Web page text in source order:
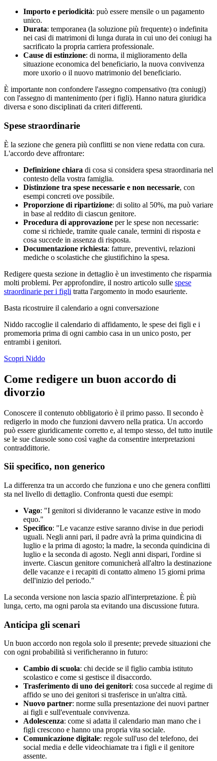
Importo e periodicità: può essere mensile o un pagamento
unico.
Durata: temporanea (la soluzione più frequente) o indefinita
nei casi di matrimoni di lunga durata in cui uno dei coniugi ha
sacrificato la propria carriera professionale.
Cause di estinzione: di norma, il miglioramento della
situazione economica del beneficiario, la nuova convivenza
more uxorio o il nuovo matrimonio del beneficiario.
È importante non confondere l'assegno compensativo (tra coniugi)
con l'assegno di mantenimento (per i figli). Hanno natura giuridica
diversa e sono disciplinati da criteri differenti.
Spese straordinarie
È la sezione che genera più conflitti se non viene redatta con cura.
L'accordo deve affrontare:
Definizione chiara di cosa si considera spesa straordinaria nel
contesto della vostra famiglia.
Distinzione tra spese necessarie e non necessarie, con
esempi concreti ove possibile.
Proporzione di ripartizione: di solito al 50%, ma può variare
in base al reddito di ciascun genitore.
Procedura di approvazione per le spese non necessarie:
come si richiede, tramite quale canale, termini di risposta e
cosa succede in assenza di risposta.
Documentazione richiesta: fatture, preventivi, relazioni
mediche o scolastiche che giustifichino la spesa.
Redigere questa sezione in dettaglio è un investimento che risparmia
molti problemi. Per approfondire, il nostro articolo sulle spese
straordinarie per i figli tratta l'argomento in modo esauriente.
Basta ricostruire il calendario a ogni conversazione
Niddo raccoglie il calendario di affidamento, le spese dei figli e i
promemoria prima di ogni cambio casa in un unico posto, per
entrambi i genitori.
Scopri Niddo
Come redigere un buon accordo di
divorzio
Conoscere il contenuto obbligatorio è il primo passo. Il secondo è
redigerlo in modo che funzioni davvero nella pratica. Un accordo
può essere giuridicamente corretto e, al tempo stesso, del tutto inutile
se le sue clausole sono così vaghe da consentire interpretazioni
contraddittorie.
Sii specifico, non generico
La differenza tra un accordo che funziona e uno che genera conflitti
sta nel livello di dettaglio. Confronta questi due esempi:
Vago: "I genitori si divideranno le vacanze estive in modo
equo."
Specifico: "Le vacanze estive saranno divise in due periodi
uguali. Negli anni pari, il padre avrà la prima quindicina di
luglio e la prima di agosto; la madre, la seconda quindicina di
luglio e la seconda di agosto. Negli anni dispari, l'ordine si
inverte. Ciascun genitore comunicherà all'altro la destinazione
delle vacanze e i recapiti di contatto almeno 15 giorni prima
dell'inizio del periodo."
La seconda versione non lascia spazio all'interpretazione. È più
lunga, certo, ma ogni parola sta evitando una discussione futura.
Anticipa gli scenari
Un buon accordo non regola solo il presente; prevede situazioni che
con ogni probabilità si verificheranno in futuro:
Cambio di scuola: chi decide se il figlio cambia istituto
scolastico e come si gestisce il disaccordo.
Trasferimento di uno dei genitori: cosa succede al regime di
affido se uno dei genitori si trasferisce in un'altra città.
Nuovo partner: norme sulla presentazione dei nuovi partner
ai figli e sull'eventuale convivenza.
Adolescenza: come si adatta il calendario man mano che i
figli crescono e hanno una propria vita sociale.
Comunicazione digitale: regole sull'uso del telefono, dei
social media e delle videochiamate tra i figli e il genitore
assente.